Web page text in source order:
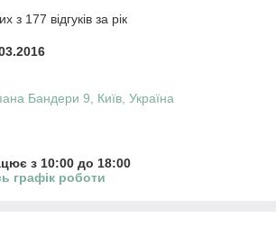
з 177 відгуків за рік
Бандери 9, Київ, Україна
з 10:00 до 18:00
графік роботи